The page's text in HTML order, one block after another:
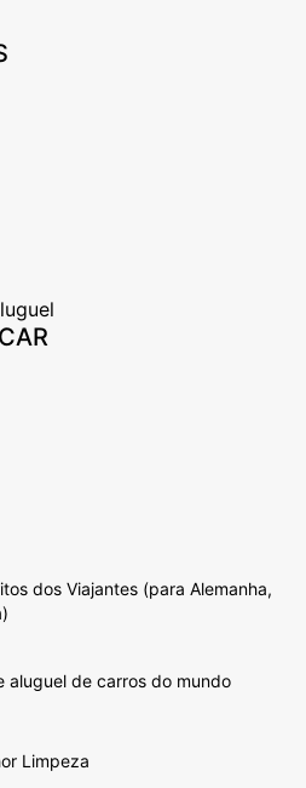
dos Viajantes (para Alemanha,
aluguel de carros do mundo
Limpeza